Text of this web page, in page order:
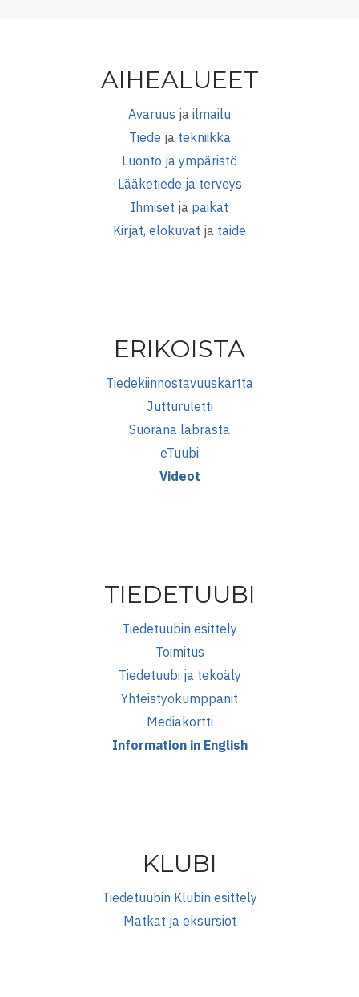
AIHEALUEET
Avaruus ja ilmailu
Tiede ja tekniikka
Luonto ja ympäristö
Lääketiede ja terveys
Ihmiset ja paikat
Kirjat, elokuvat ja taide
ERIKOISTA
Tiedekiinnostavuuskartta
Jutturuletti
Suorana labrasta
eTuubi
Videot
TIEDETUUBI
Tiedetuubin esittely
Toimitus
Tiedetuubi ja tekoäly
Yhteistyökumppanit
Mediakortti
Information in English
KLUBI
Tiedetuubin Klubin esittely
Matkat ja eksursiot